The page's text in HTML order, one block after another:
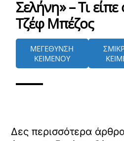
Σελήνη» – Τι είπε
Τζέφ Μπέζος
ΜΕΓΕΘΥΝΣΗ
ΚΕΙΜΕΝΟΥ
Δες περισσότερα